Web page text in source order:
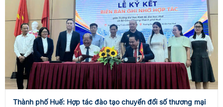
Thành phố Huế: Hợp tác đào tạo chuyển đổi số thương mại